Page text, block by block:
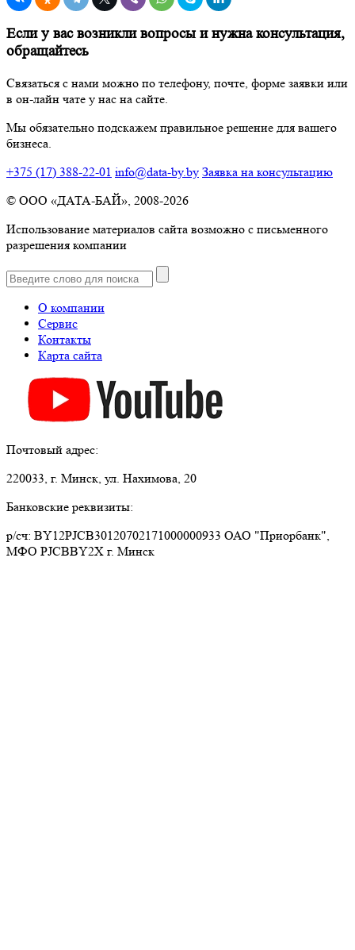
Если у вас возникли вопросы и нужна консультация,
обращайтесь
Связаться с нами можно по телефону, почте, форме заявки или
в он-лайн чате у нас на сайте.
Мы обязательно подскажем правильное решение для вашего
бизнеса.
+375 (17) 388-22-01 info@data-by.by Заявка на консультацию
© OОО «ДАТА-БАЙ», 2008-2026
Использование материалов сайта возможно с письменного
разрешения компании
О компании
Сервис
Контакты
Карта сайта
Почтовый адрес:
220033, г. Минск, ул. Нахимова, 20
Банковские реквизиты:
р/сч: BY12PJCB30120702171000000933 ОАО "Приорбанк",
МФО PJCBBY2X г. Минск